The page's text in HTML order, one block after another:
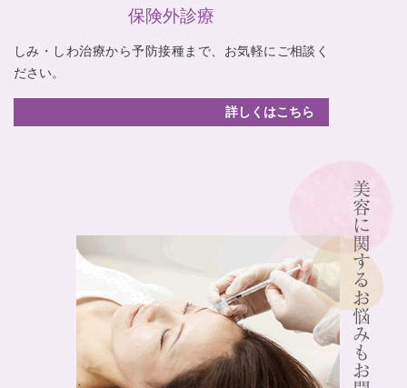
保険外診療
しみ・しわ治療から予防接種まで、お気軽にご相談く
ださい。
詳しくはこちら